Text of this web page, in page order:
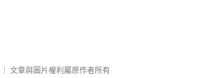
文章與圖片權利屬原作者所有